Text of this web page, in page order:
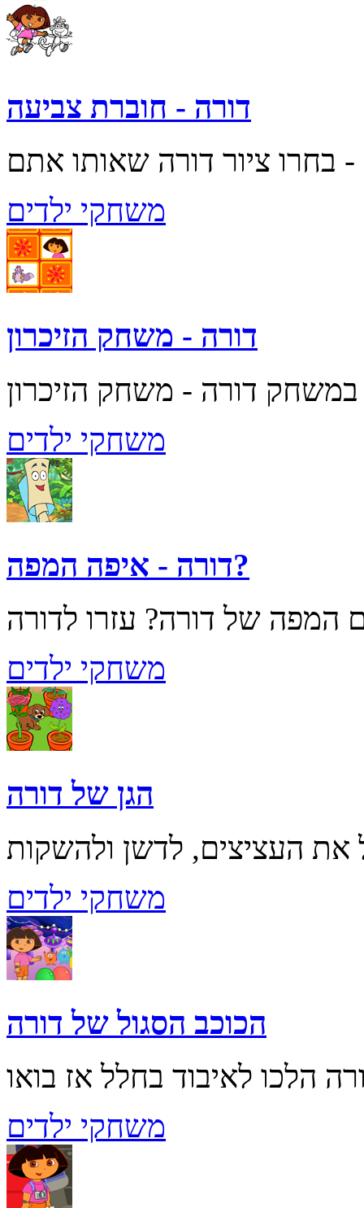
דורה - חוברת צביעה
משחקי ילדים
דורה - משחק הזיכרון
משחקי ילדים
דורה - איפה המפה?
משחקי ילדים
הגן של דורה
משחקי ילדים
הכוכב הסגול של דורה
משחקי ילדים